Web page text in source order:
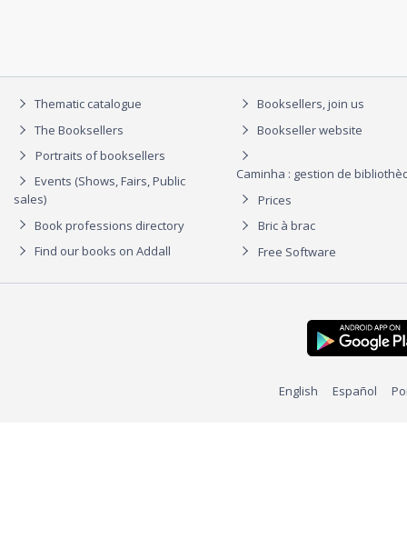
Thematic catalogue
The Booksellers
Portraits of booksellers
Events (Shows, Fairs, Public
sales)
Book professions directory
Find our books on Addall
Booksellers, join us
Bookseller website
Caminha : gestion de
Prices
Bric à brac
Free Software
English Español